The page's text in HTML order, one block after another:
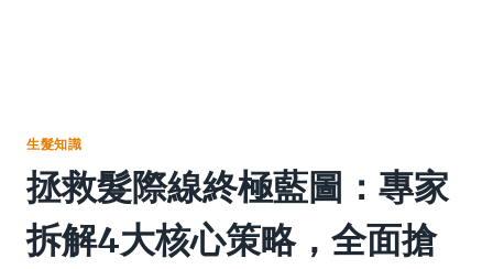
生髮知識
拯救髮際線終極藍圖：專家
拆解4大核心策略，全面搶